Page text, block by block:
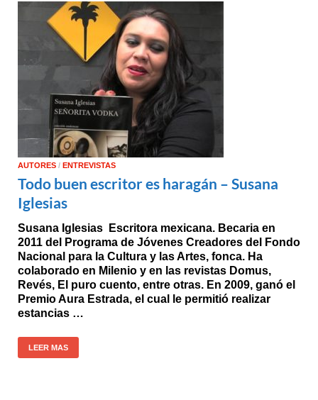
AUTORES / ENTREVISTAS
Todo buen escritor es haragán – Susana
Iglesias
Susana Iglesias Escritora mexicana. Becaria en
2011 del Programa de Jóvenes Creadores del Fondo
Nacional para la Cultura y las Artes, fonca. Ha
colaborado en Milenio y en las revistas Domus,
Revés, El puro cuento, entre otras. En 2009, ganó el
Premio Aura Estrada, el cual le permitió realizar
estancias …
LEER MAS